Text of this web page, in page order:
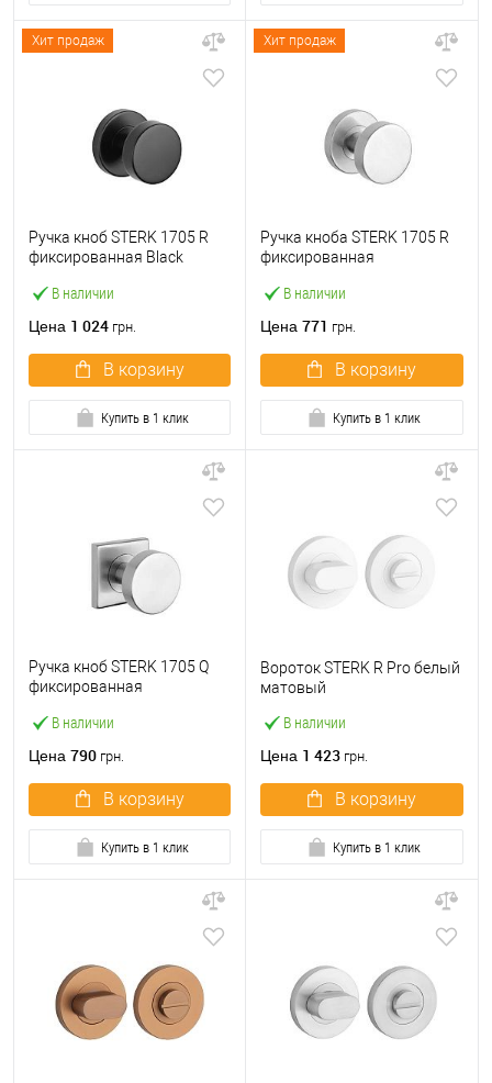
Хит продаж
В наличии
Ручка кноб STERK 1705 R
фиксированная Black
Цена 1 024 грн.
В корзину
Купить в 1 клик
Хит продаж
В наличии
Ручка кноба STERK 1705 R
фиксированная
Цена 771 грн.
В корзину
Купить в 1 клик
В наличии
Ручка кноб STERK 1705 Q
фиксированная
Цена 790 грн.
В корзину
Купить в 1 клик
В наличии
Вороток STERK R Pro белый
матовый
Цена 1 423 грн.
В корзину
Купить в 1 клик